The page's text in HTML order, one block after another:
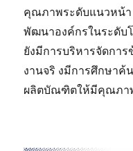
คุณภาพระดับแนวหน้า
พัฒนาองค์กรในระดับ
ยังมีการบริหารจัดกา
งานจริ งมีการศึกษาค้
ผลิตบัณฑิตให้มีคุณภา